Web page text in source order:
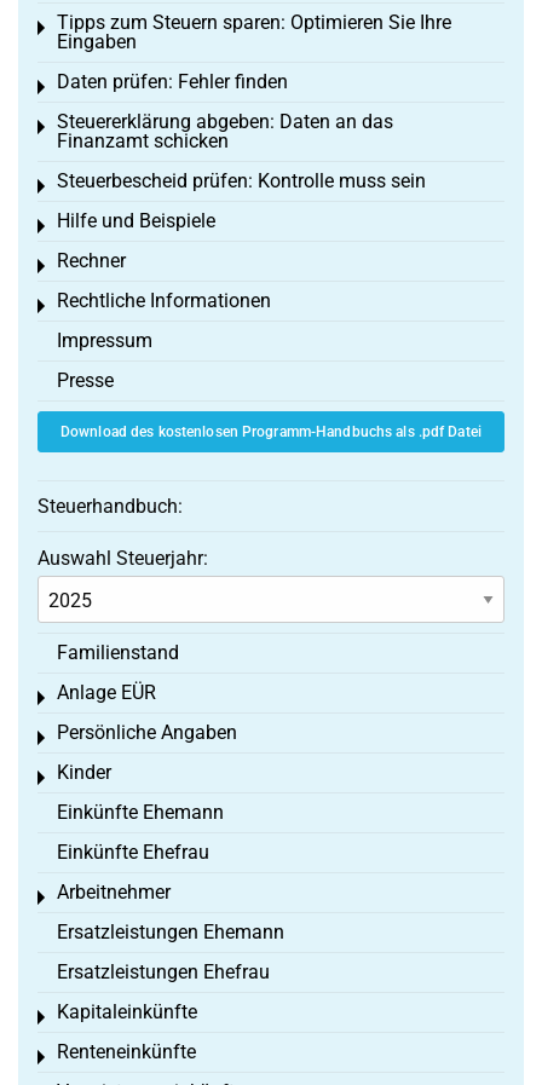
Tipps zum Steuern sparen: Optimieren Sie Ihre
Eingaben
Toggle menu
Daten prüfen: Fehler finden
Toggle menu
Steuererklärung abgeben: Daten an das
Finanzamt schicken
Toggle menu
Steuerbescheid prüfen: Kontrolle muss sein
Toggle menu
Hilfe und Beispiele
Toggle menu
Rechner
Toggle menu
Rechtliche Informationen
Toggle menu
Impressum
Presse
Download des kostenlosen Programm-Handbuchs als .pdf Datei
Steuerhandbuch:
Auswahl Steuerjahr:
Familienstand
Anlage EÜR
Toggle menu
Persönliche Angaben
Toggle menu
Kinder
Toggle menu
Einkünfte Ehemann
Einkünfte Ehefrau
Arbeitnehmer
Toggle menu
Ersatzleistungen Ehemann
Ersatzleistungen Ehefrau
Kapitaleinkünfte
Toggle menu
Renteneinkünfte
Toggle menu